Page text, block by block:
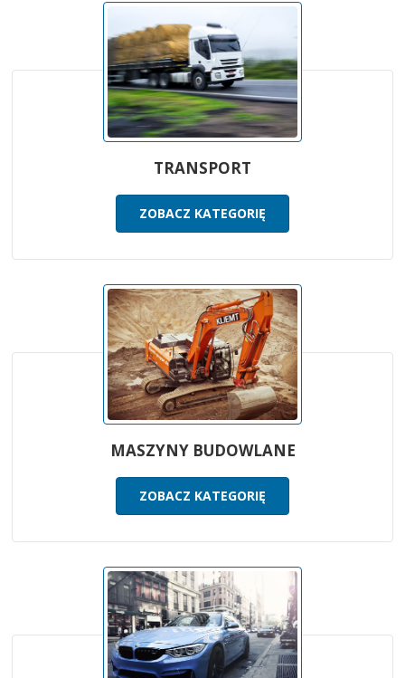
TRANSPORT
ZOBACZ KATEGORIĘ
MASZYNY BUDOWLANE
ZOBACZ KATEGORIĘ